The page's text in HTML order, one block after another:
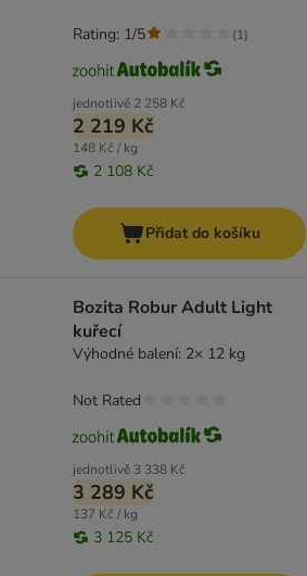
jednotlivě 2 258 Kč
2 219 Kč
148 Kč / kg
2 108 Kč
Rating: 1/5 (1)
Přidat do košíku
Bozita Robur Adult Light
kuřecí
Výhodné balení: 2× 12 kg
jednotlivě 3 338 Kč
3 289 Kč
137 Kč / kg
3 125 Kč
Not Rated